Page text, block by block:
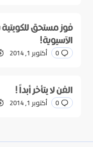
فوز مستحق
الآسيوية!
0 أكتوبر 1, 2014
الفن لا يتأخر أبداً !
0 أكتوبر 1, 2014